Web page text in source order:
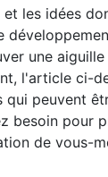
les idées
une
l'article ci-
qui peuvent
besoin pour
de vous-